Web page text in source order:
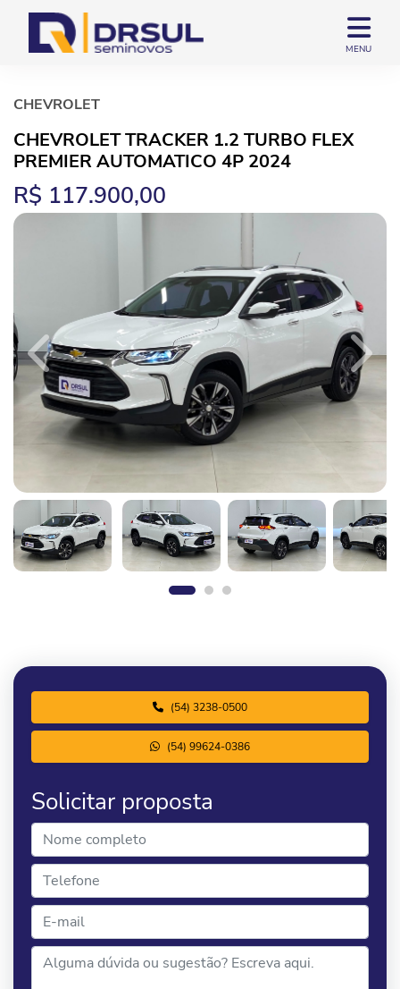
MENU
CHEVROLET
CHEVROLET TRACKER 1.2 TURBO FLEX
PREMIER AUTOMATICO 4P 2024
R$ 117.900,00
Previous Next
(54) 3238-0500
(54) 99624-0386
Solicitar proposta